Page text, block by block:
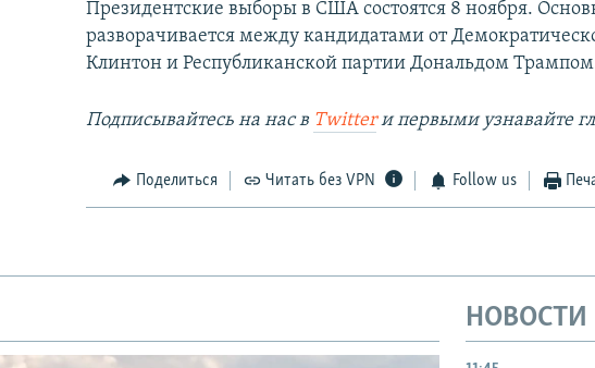
Президентские выборы в США состоятся 8 ноября.
разворачивается между кандидатами от
Клинтон и Республиканской партии Дональдом
Подписывайтесь на наc в Twitterи первыми узнавайте
Поделиться Читать без VPN Follow us
НОВОСТИ